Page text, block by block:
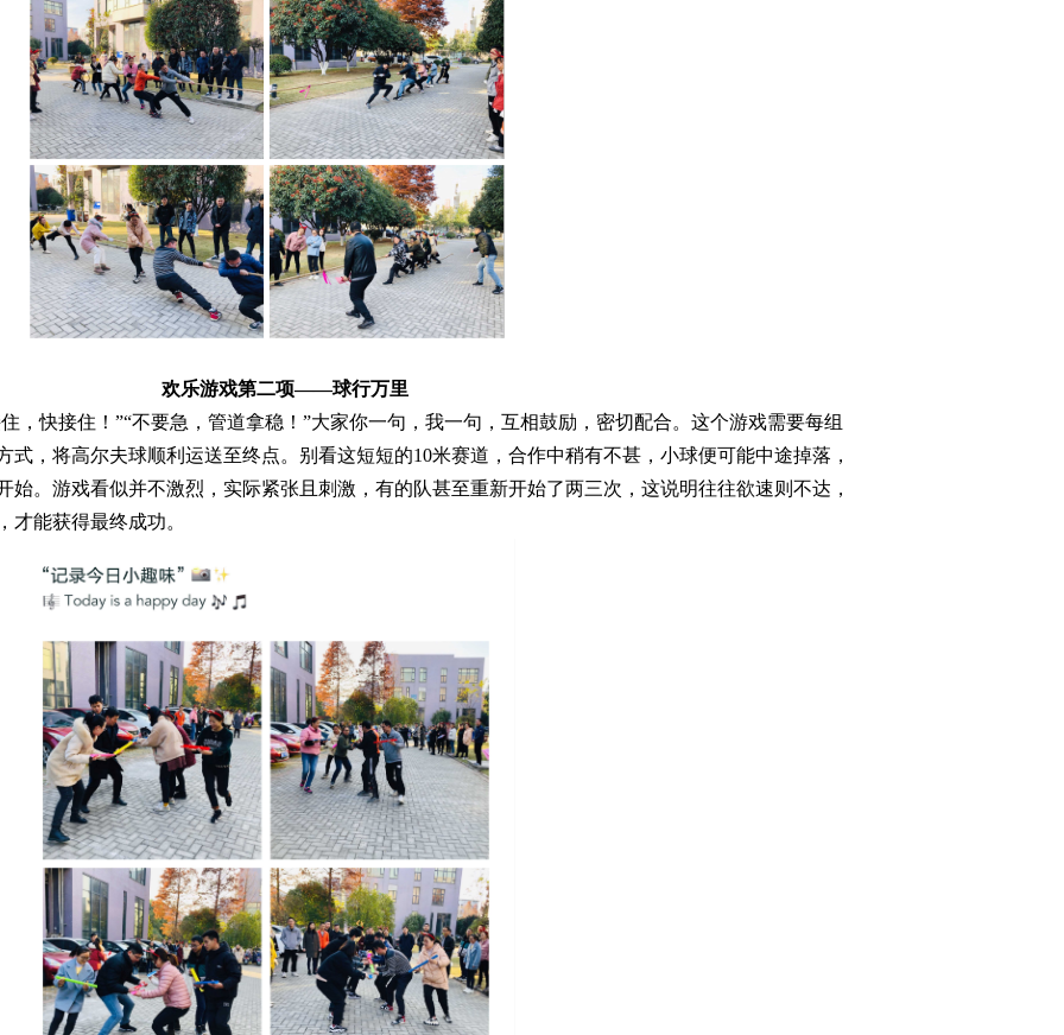
欢乐游戏第二项——球行万里
快接住！”“不要急，管道拿稳！”大家你一句，我一句，互相鼓励，密切配合。这个游戏需要每组
，将高尔夫球顺利运送至终点。别看这短短的10米赛道，合作中稍有不甚，小球便可能中途掉落，
始。游戏看似并不激烈，实际紧张且刺激，有的队甚至重新开始了两三次，这说明往往欲速则不达，
才能获得最终成功。